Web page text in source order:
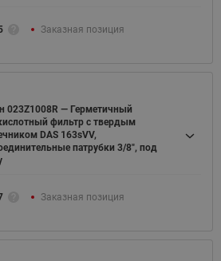
Заказная позиция
023Z1008R — Герметичный
фильтр с твердым
DAS 163sVV,
патрубки 3/8", под
Заказная позиция